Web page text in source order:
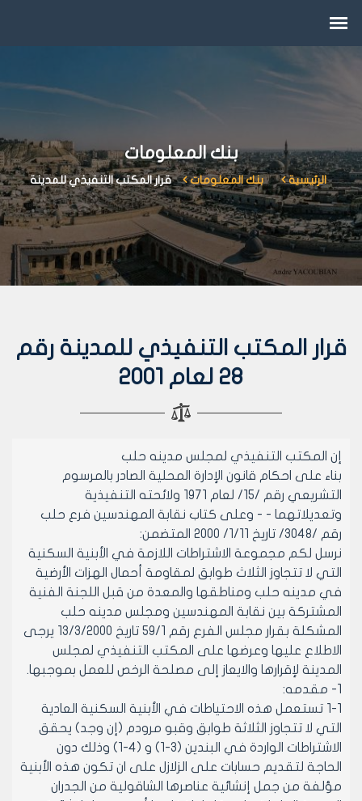
بنك المعلومات
الرئيسية بنك المعلومات قرار المكتب التنفيذي للمدينة
قرار المكتب التنفيذي للمدينة رقم
28 لعام 2001
إن المكتب التنفيذي لمجلس مدينه حلب
بناء على احكام قانون الإدارة المحلية الصادر بالمرسوم
التشريعي رقم /15/ لعام 1971 ولائحته التنفيذية
وتعديلاتهما - - وعلى كتاب نقابة المهندسين فرع حلب
رقم /3048/ تاريخ 1/11/ 2000 المتضمن:
نرسل لكم مجموعة الاشتراطات اللازمة في الأبنية السكنية
التي لا تتجاوز الثلاث طوابق لمقاومة أحمال الهزات الأرضية
في مدينه حلب ومناطقها والمعدة من قبل اللجنة الفنية
المشتركة بين نقابة المهندسين ومجلس مدينه حلب
المشكلة بقرار مجلس الفرع رقم 59/1 تاريخ 13/3/2000 يرجى
الاطلاع عليها وعرضها على المكتب التنفيذي لمجلس
المدينة لإقرارها والايعاز إلى مصلحة الرخص للعمل بموجبها.
1- مقدمه:
1-1 تستعمل هذه الاحتياطات في الأبنية السكنية العادية
التي لا تتجاوز الثلاثة طوابق وقبو مرودم (إن وجد) يحقق
الاشتراطات الواردة في البندين (3-1) و (4-1) وذلك دون
الحاجة لتقديم حسابات على الزلازل على ان تكون هذه الأبنية
مؤلفة من جمل إنشائية عناصرها الشاقولية من الجدران